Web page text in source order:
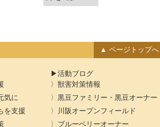
ー
ブ
ページトップへ
気に
を支援
活動ブログ
獣害対策情報
黒豆ファミリー・黒豆オーナー
川阪オープンフィールド
ブルーベリーオーナー